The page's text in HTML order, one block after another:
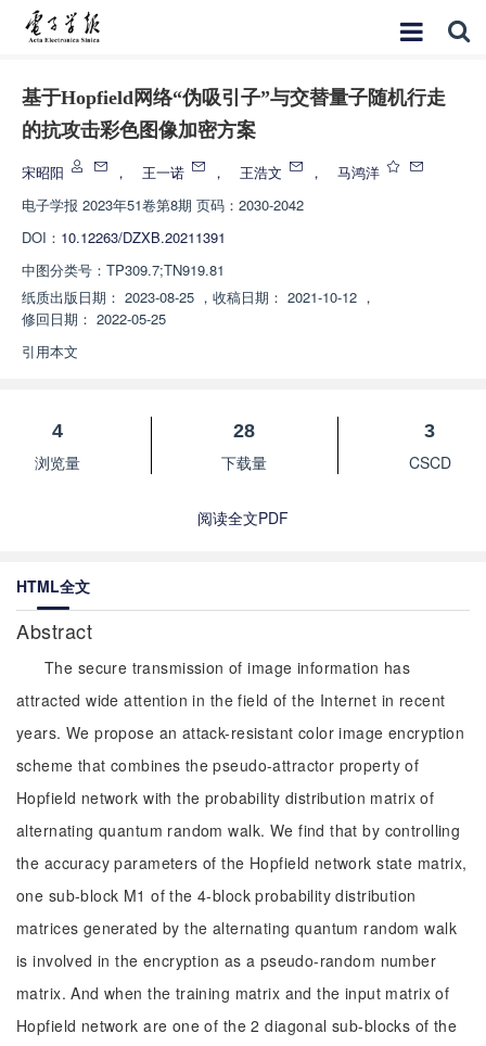
基于Hopfield网络“伪吸引子”与交替量子随机行走
的抗攻击彩色图像加密方案
宋昭阳 ， 王一诺 ， 王浩文 ，
马鸿洋
电子学报 2023年51卷第8期 页码：2030-2042
DOI： 10.12263/DZXB.20211391
中图分类号： TP309.7;TN919.81
纸质出版日期： 2023-08-25 ， 收稿日期： 2021-10-12 ，
修回日期： 2022-05-25
引用本文
4
浏览量
28
下载量
3
CSCD
阅读全文PDF
HTML全文
Abstract
The secure transmission of image information has
attracted wide attention in the field of the Internet in recent
years. We propose an attack-resistant color image encryption
scheme that combines the pseudo-attractor property of
Hopfield network with the probability distribution matrix of
alternating quantum random walk. We find that by controlling
the accuracy parameters of the Hopfield network state matrix,
one sub-block M1 of the 4-block probability distribution
matrices generated by the alternating quantum random walk
is involved in the encryption as a pseudo-random number
matrix. And when the training matrix and the input matrix of
Hopfield network are one of the 2 diagonal sub-blocks of the